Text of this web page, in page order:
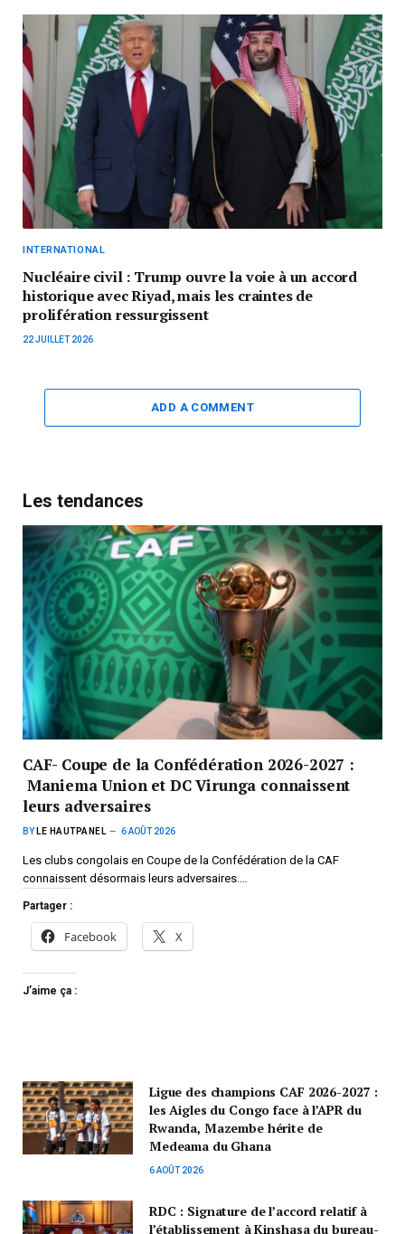
INTERNATIONAL
Nucléaire civil : Trump ouvre la voie à un accord
historique avec Riyad, mais les craintes de
prolifération ressurgissent
22 JUILLET 2026
ADD A COMMENT
Les tendances
CAF- Coupe de la Confédération 2026-2027 :
Maniema Union et DC Virunga connaissent
leurs adversaires
BY LE HAUTPANEL 6 AOÛT 2026
Les clubs congolais en Coupe de la Confédération de la CAF
connaissent désormais leurs adversaires.…
Partager :
Facebook X
J’aime ça :
Ligue des champions CAF 2026-2027 :
les Aigles du Congo face à l’APR du
Rwanda, Mazembe hérite de
Medeama du Ghana
6 AOÛT 2026
RDC : Signature de l’accord relatif à
l’établissement à Kinshasa du bureau-